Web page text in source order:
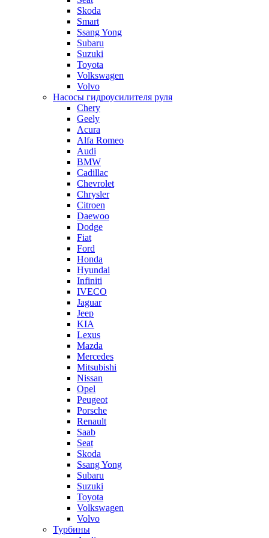
Skoda
Smart
Ssang Yong
Subaru
Suzuki
Toyota
Volkswagen
Volvo
Насосы гидроусилителя руля
Chery
Geely
Acura
Alfa Romeo
Audi
BMW
Cadillac
Chevrolet
Chrysler
Citroen
Daewoo
Dodge
Fiat
Ford
Honda
Hyundai
Infiniti
IVECO
Jaguar
Jeep
KIA
Lexus
Mazda
Mercedes
Mitsubishi
Nissan
Opel
Peugeot
Porsche
Renault
Saab
Seat
Skoda
Ssang Yong
Subaru
Suzuki
Toyota
Volkswagen
Volvo
Турбины